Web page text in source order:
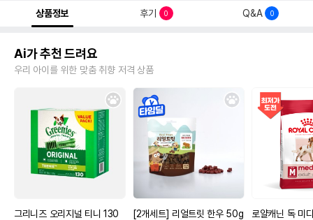
상품정보 후기 0 Q&A 0
Ai가 추천 드려요
우리 아이를 위한 맞춤 취향 저격 상품
그리니즈 오리지널 티니 130
[2개세트] 리얼트릿 한우 50g
로얄캐닌 독 미